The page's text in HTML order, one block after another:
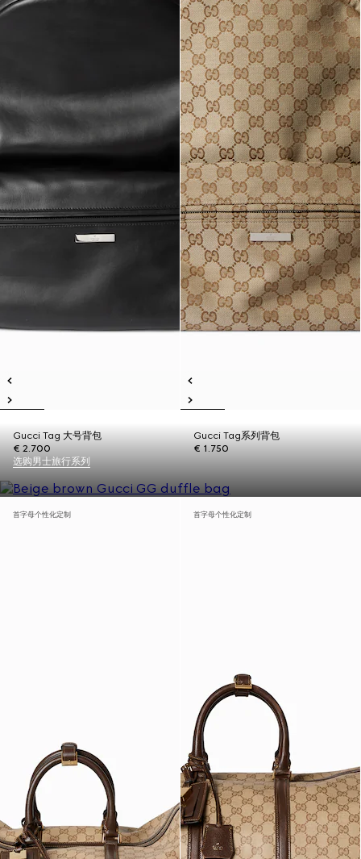
Gucci Tag 大号背包
€ 2.700
Gucci Tag系列背包
€ 1.750
选购男士旅行系列
首字母个性化定制 首字母个性化定制